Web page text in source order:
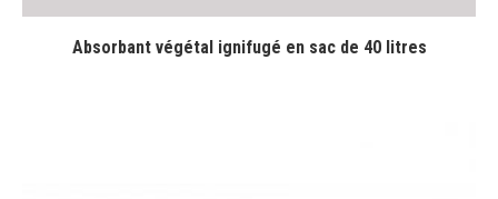
Absorbant végétal ignifugé en sac de 40 litres